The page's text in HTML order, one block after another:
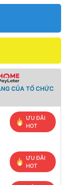
CỦA TỔ CHỨC
ƯU ĐÃI
HOT
ƯU ĐÃI
HOT